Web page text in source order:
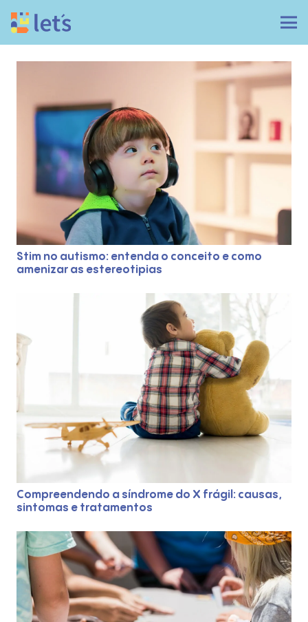
Stim no autismo: entenda o conceito e como
amenizar as estereotipias
Compreendendo a síndrome do X frágil: causas,
sintomas e tratamentos